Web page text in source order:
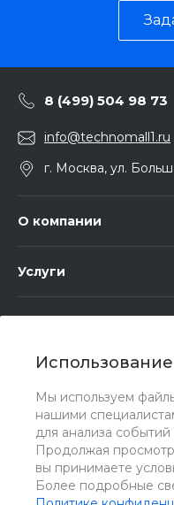
Мы используем
нашими
для анализа
Продолжая
вы принимаете
Более подробные
8 (499) 504 98 73
info@technomall1.ru
г. Москва, ул.
О компании
Услуги
Мы в